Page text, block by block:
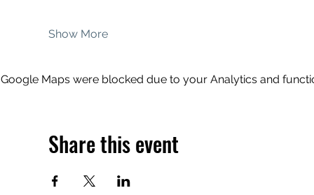
Show More
Google Maps were blocked due to your Analytics and
Share this event